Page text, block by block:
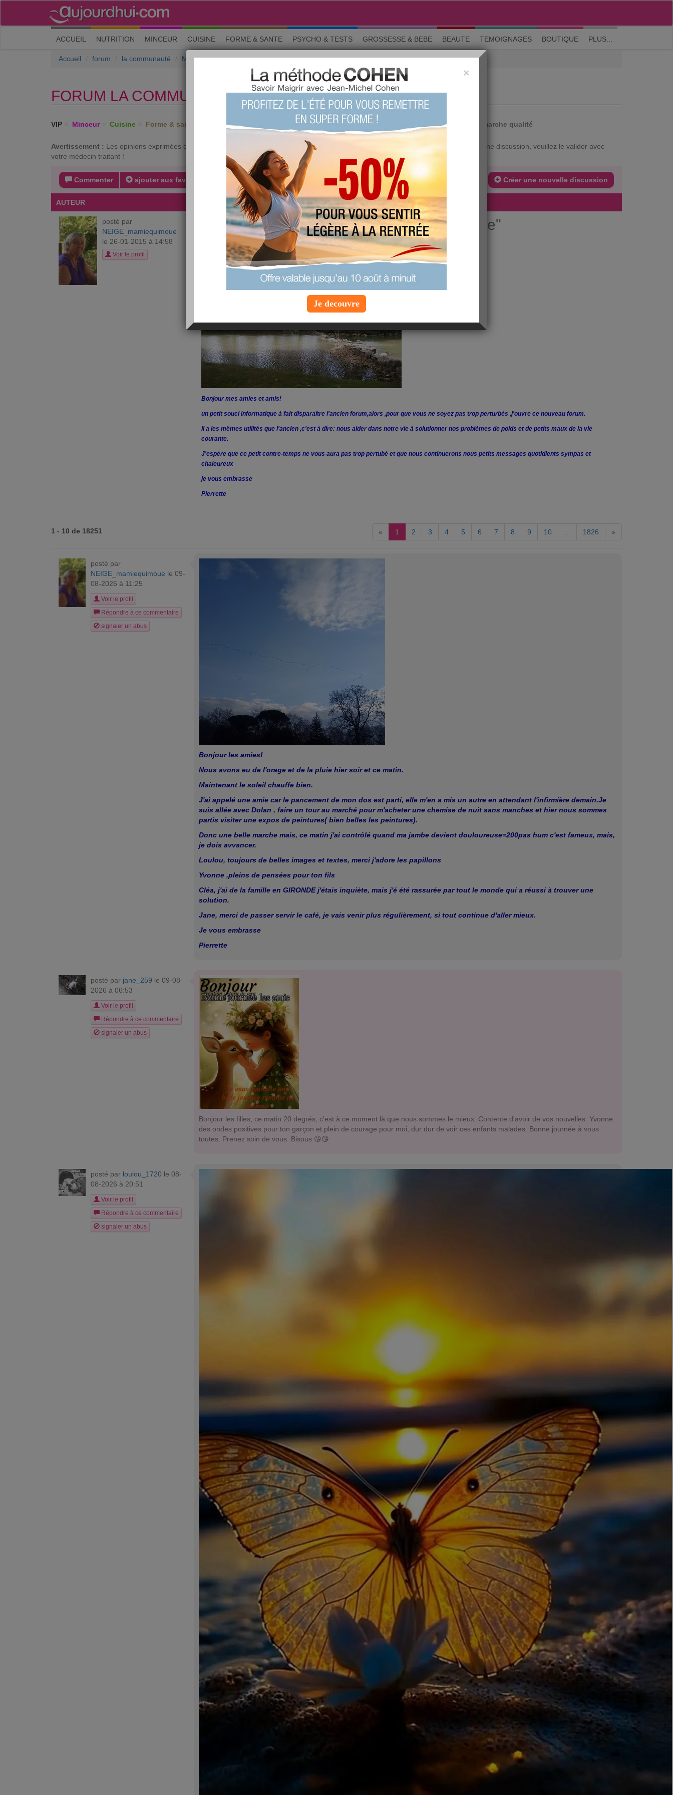
M'inscrire| Me connecter| ? Visite guidée
ACCUEIL (current)
NUTRITION MINCEUR CUISINE FORME & SANTE PSYCHO & TESTS GROSSESSE & BEBE BEAUTE TEMOIGNAGES BOUTIQUE PLUS...
Accueil forum la communauté Motivation et bien-être Les "amies et amis du petit coin de Neige"
FORUM LA COMMUNAUTÉ › MOTIVATION ET BIEN-ÊTRE
VIP Minceur Cuisine Forme & santé Psycho & tests Grossesse Maman & bébé Beauté La communauté Démarche qualité
Avertissement : Les opinions exprimées dans ce forum sont celles des membres d'aujourdhui.com. Avant de suivre un conseil extrait d'une discussion, veuillez le valider avec
votre médecin traitant !
Commenter ajouter aux favoris signaler un abus Créer une nouvelle discussion
AUTEUR MESSAGE
posté par
NEIGE_mamiequimoue
le 26-01-2015 à 14:58
Voir le profil
Les "amies et amis du petit coin de Neige"
Bonjour mes amies et amis!
un petit souci informatique à fait disparaître l'ancien forum,alors ,pour que vous ne soyez pas trop perturbés ,j'ouvre ce nouveau forum.
Il a les mêmes utilités que l'ancien ,c'est à dire: nous aider dans notre vie à solutionner nos problèmes de poids et de petits maux de la vie
courante.
J'espère que ce petit contre-temps ne vous aura pas trop pertubé et que nous continuerons nous petits messages quotidients sympas et
chaleureux
je vous embrasse
Pierrette
1 - 10 de 18251 « 1 2 3 4 5 6 7 8 9 10 1826 »
posté par
NEIGE_mamiequimoue le 09-
08-2026 à 11:25
Voir le profil
Répondre à ce commentaire
signaler un abus
Bonjour les amies!
Nous avons eu de l'orage et de la pluie hier soir et ce matin.
Maintenant le soleil chauffe bien.
J'ai appelé une amie car le pancement de mon dos est parti, elle m'en a mis un autre en attendant l'infirmière demain.Je
suis allée avec Dolan , faire un tour au marché pour m'acheter une chemise de nuit sans manches et hier nous sommes
partis visiter une expos de peintures( bien belles les peintures).
Donc une belle marche mais, ce matin j'ai contrôlé quand ma jambe devient douloureuse=200pas hum c'est fameux, mais,
je dois avvancer.
Loulou, toujours de belles images et textes, merci j'adore les papillons
Yvonne ,pleins de pensées pour ton fils
Cléa, j'ai de la famille en GIRONDE j'étais inquiète, mais j'é été rassurée par tout le monde qui a réussi à trouver une
solution.
Jane, merci de passer servir le café, je vais venir plus régulièrement, si tout continue d'aller mieux.
Je vous embrasse
Pierrette
posté par jane_259 le 09-08-
2026 à 06:53
Voir le profil
Répondre à ce commentaire
signaler un abus
Bonjour les filles, ce matin 20 degrés, c'est à ce moment là que nous sommes le mieux. Contente d'avoir de vos nouvelles. Yvonne
des ondes positives pour ton garçon et plein de courage pour moi, dur dur de voir ces enfants malades. Bonne journée à vous
toutes. Prenez soin de vous. Bisous 😘😘
posté par loulou_1720 le 08-
08-2026 à 20:51
Voir le profil
Répondre à ce commentaire
signaler un abus
×
Je decouvre